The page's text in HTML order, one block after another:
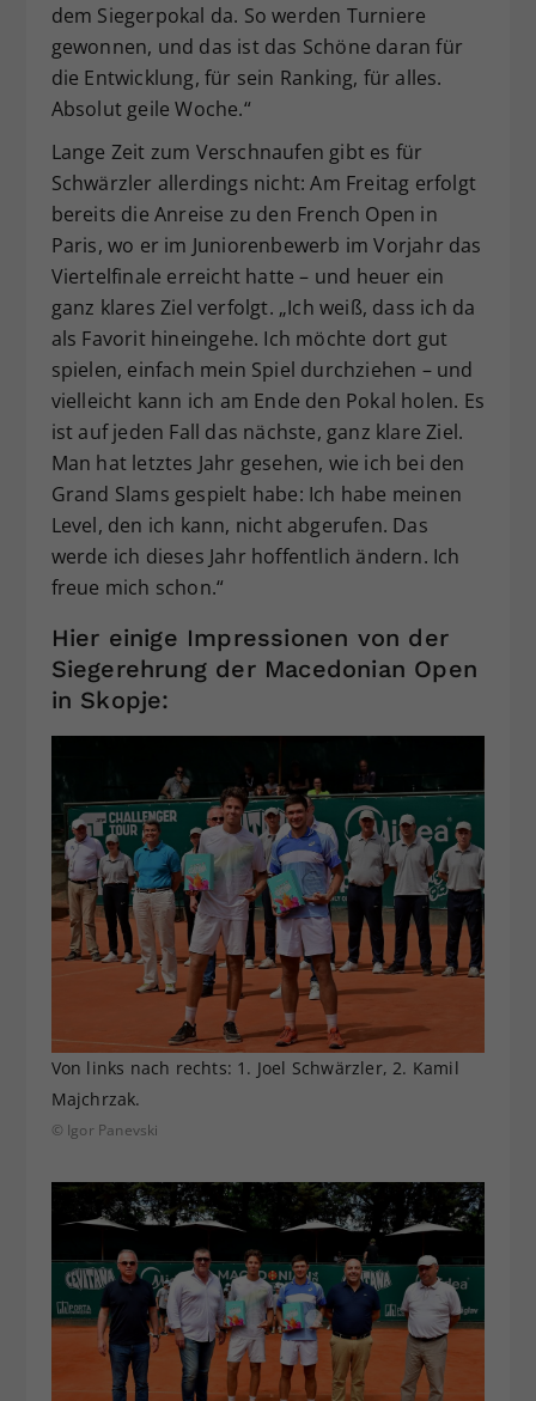
dem Siegerpokal da. So werden Turniere
gewonnen, und das ist das Schöne daran für
die Entwicklung, für sein Ranking, für alles.
Absolut geile Woche.“
Lange Zeit zum Verschnaufen gibt es für
Schwärzler allerdings nicht: Am Freitag erfolgt
bereits die Anreise zu den French Open in
Paris, wo er im Juniorenbewerb im Vorjahr das
Viertelfinale erreicht hatte – und heuer ein
ganz klares Ziel verfolgt. „Ich weiß, dass ich da
als Favorit hineingehe. Ich möchte dort gut
spielen, einfach mein Spiel durchziehen – und
vielleicht kann ich am Ende den Pokal holen. Es
ist auf jeden Fall das nächste, ganz klare Ziel.
Man hat letztes Jahr gesehen, wie ich bei den
Grand Slams gespielt habe: Ich habe meinen
Level, den ich kann, nicht abgerufen. Das
werde ich dieses Jahr hoffentlich ändern. Ich
freue mich schon.“
Hier einige Impressionen von der
Siegerehrung der Macedonian Open
in Skopje:
Von links nach rechts: 1. Joel Schwärzler, 2. Kamil
Majchrzak.
© Igor Panevski